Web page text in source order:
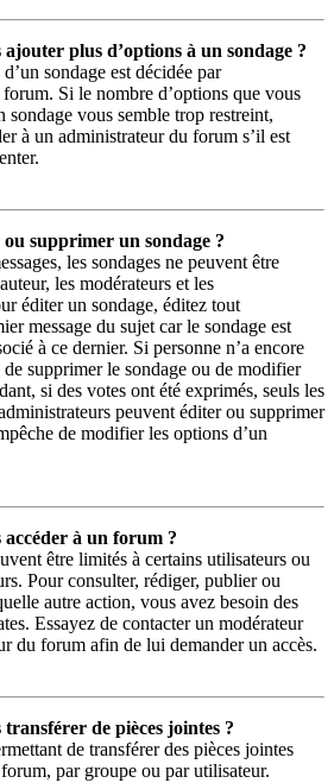
plus d’options à un sondage ?
sondage est décidée par
Si le nombre d’options que vous
sondage vous semble trop restreint,
à un administrateur du forum s’il est
supprimer un sondage ?
les sondages ne peuvent être
les modérateurs et les
éditer un sondage, éditez tout
message du sujet car le sondage est
à ce dernier. Si personne n’a encore
supprimer le sondage ou de modifier
si des votes ont été exprimés, seuls les
peuvent éditer ou supprimer
de modifier les options d’un
à un forum ?
être limités à certains utilisateurs ou
Pour consulter, rédiger, publier ou
autre action, vous avez besoin des
Essayez de contacter un modérateur
du forum afin de lui demander un accès.
de pièces jointes ?
de transférer des pièces jointes
par groupe ou par utilisateur.